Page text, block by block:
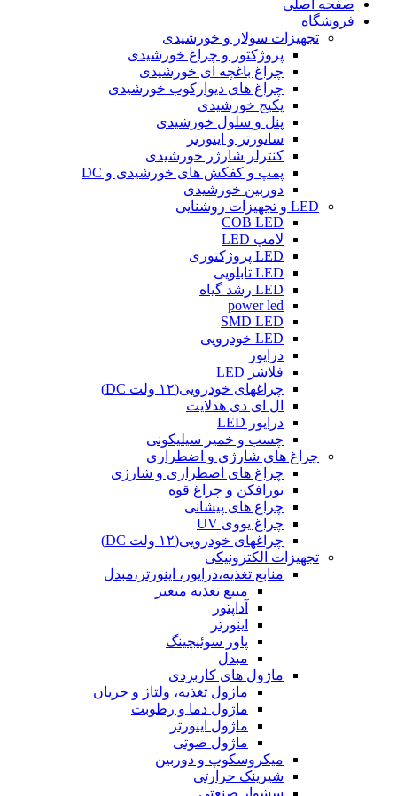
صفحه اصلی
فروشگاه
تجهیزات سولار و خورشیدی
پروژکتور و چراغ خورشیدی
چراغ باغچه ای خورشیدی
چراغ های دیوارکوب خورشیدی
پکیج خورشیدی
پنل و سلول خورشیدی
سانورتر و اینورتر
کنترلر شارژر خورشیدی
پمپ و کفکش های خورشیدی و DC
دوربین خورشیدی
LED و تجهیزات روشنایی
COB LED
لامپ LED
LED پروژکتوری
LED تابلویی
LED رشد گیاه
power led
SMD LED
LED خودرویی
درایور
فلاشر LED
چراغهای خودرویی(۱۲ ولت DC)
ال ای دی هدلایت
درایور LED
چسب و خمیر سیلیکونی
چراغ های شارژی و اضطراری
چراغ های اضطراری و شارژی
نورافکن و چراغ قوه
چراغ های پیشانی
چراغ یووی UV
چراغهای خودرویی(۱۲ ولت DC)
تجهیزات الکترونیکی
منابع تغذیه،درایور، اینورتر،مبدل
منبع تغذیه متغیر
آداپتور
اینورتر
پاور سوئیچینگ
مبدل
ماژول های کاربردی
ماژول تغذیه، ولتاژ و جریان
ماژول دما و رطوبت
ماژول اینورتر
ماژول صوتی
میکروسکوپ و دوربین
شیرینک حرارتی